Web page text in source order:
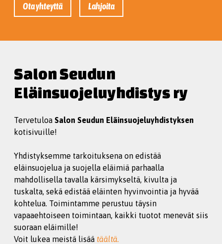
Ota yhteyttä Lahjoita
Salon Seudun
Eläinsuojeluyhdistys ry
Tervetuloa Salon Seudun Eläinsuojeluyhdistyksen
kotisivuille!
Yhdistyksemme tarkoituksena on edistää
eläinsuojelua ja suojella eläimiä parhaalla
mahdollisella tavalla kärsimykseltä, kivulta ja
tuskalta, sekä edistää eläinten hyvinvointia ja hyvää
kohtelua. Toimintamme perustuu täysin
vapaaehtoiseen toimintaan, kaikki tuotot menevät siis
suoraan eläimille!
Voit lukea meistä lisää täältä.